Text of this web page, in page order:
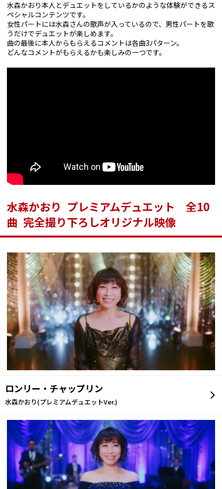
水森かおり本人とデュエットをしているかのような体験ができるス
ペシャルコンテンツです。
女性パートには水森さんの歌声が入っているので、男性パートを歌
うだけでデュエットが楽しめます。
曲の最後に本人からもらえるコメントは各曲3パターン。
どんなコメントがもらえるかも楽しみの一つです。
水森かおり プレミアムデュエット 全10
曲 完全撮り下ろしオリジナル映像
ロンリー・チャップリン
水森かおり(プレミアムデュエットVer.)